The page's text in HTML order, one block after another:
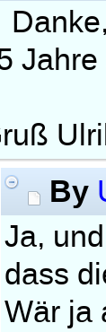
By
Ja,
dass
Wär ja